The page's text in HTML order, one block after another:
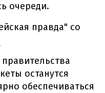
очереди.
правда" со
останутся
обеспечиваться